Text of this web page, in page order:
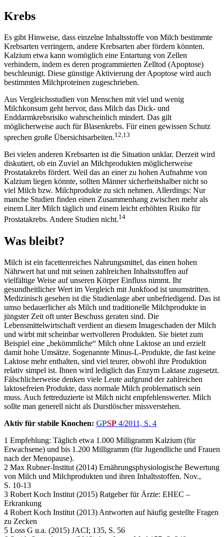
Krebs
Es gibt Hinweise, dass einzelne Inhaltsstoffe von Milch bestimmte
Krebsarten verringern, andere Krebsarten aber fördern könnten.
Kalzium etwa kann womöglich eine Entartung von Zellen
verhindern, indem es deren programmierten Zelltod (Apop­tose)
beschleunigt. Diese günstige Aktivierung der Apoptose wird auch
bestimmten Milchproteinen zugeschrieben.
Aus Vergleichsstudien von Menschen mit viel und wenig
Milchkonsum geht hervor, dass Milch das Dick- und
Enddarmkrebsrisiko wahrscheinlich mindert. Das gilt
möglicherweise auch für Blasenkrebs. Für einen gewissen Schutz
sprechen große Übersichtsarbeiten.12,13
Bei vielen anderen Krebsarten ist die Situation unklar. Derzeit wird
diskutiert, ob ein Zuviel an Milchprodukten möglicherweise
Prostatakrebs fördert. Weil das an einer zu hohen Aufnahme von
Kalzium liegen könnte, sollten Männer sicherheitshalber nicht so
viel Milch bzw. Milchprodukte zu sich nehmen. Allerdings: Nur
manche Studien finden einen Zusammenhang zwischen mehr als
einem Liter Milch täglich und einem leicht erhöhten Risiko für
Prostatakrebs. Andere Studien nicht.14
Was bleibt?
Milch ist ein facettenreiches Nahrungsmittel, das einen hohen
Nährwert hat und mit seinen zahlreichen Inhaltsstoffen auf
vielfältige Weise auf unseren Körper Einfluss nimmt. Ihr
gesundheitlicher Wert im Vergleich mit Junkfood ist unumstritten.
Medizinisch gesehen ist die Studienlage aber unbefriedigend. Das ist
umso bedauerlicher als Milch und traditionelle Milchprodukte in
jüngster Zeit oft unter Beschuss geraten sind. Die
Lebensmittelwirtschaft verdient an diesem Imageschaden der Milch
und wirbt mit scheinbar wertvolleren Produkten. Sie bietet zum
Beispiel eine „bekömmliche“ Milch ohne Laktose an und erzielt
damit hohe Umsätze. Sogenannte Minus-L-Produkte, die fast keine
Laktose mehr enthalten, sind viel teurer, obwohl ihre Produktion
relativ simpel ist. Ihnen wird lediglich das Enzym Laktase zugesetzt.
Fälschlicherweise denken viele Leute aufgrund der zahlreichen
laktosefreien Produkte, dass normale Milch problematisch sein
muss. Auch fettreduzierte ist Milch nicht empfehlenswerter. Milch
sollte man generell nicht als Durstlöscher missverstehen.
Aktiv für stabile Knochen: GPSP 4/2011, S. 4
1 Empfehlung: Täglich etwa 1.000 Milligramm Kalzium (für
Erwachsene) und bis 1.200 Milligramm (für Jugendliche und Frauen
nach der Menopause).
2 Max Rubner-Institut (2014) Ernährungsphysiologische Bewertung
von Milch und Milchprodukten und ihren Inhaltsstoffen. Nov.,
S. 10-13
3 Robert Koch Institut (2015) Ratgeber für Ärzte: EHEC –
Erkrankung
4 Robert Koch Institut (2013) Antworten auf häufig gestellte Fragen
zu Zecken
5 Loss G u.a. (2015) JACI; 135, S. 56